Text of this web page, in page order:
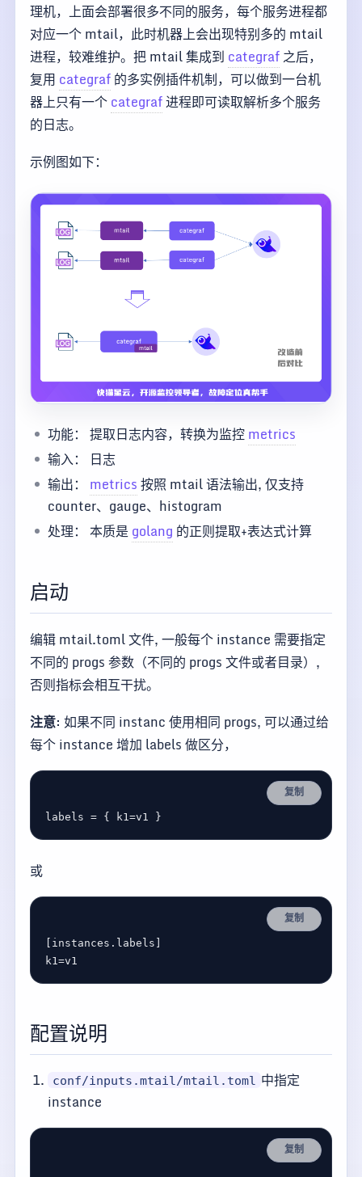
理机，上面会部署很多不同的服务，每个服务进程都
对应一个 mtail，此时机器上会出现特别多的 mtail
进程，较难维护。把 mtail 集成到 categraf之后，
复用 categraf的多实例插件机制，可以做到一台机
器上只有一个categraf进程即可读取解析多个服务
的日志。
示例图如下：
功能： 提取日志内容，转换为监控metrics
输入： 日志
输出： metrics按照 mtail 语法输出, 仅支持
counter、gauge、histogram
处理： 本质是golang 的正则提取+表达式计算
启动
编辑 mtail.toml 文件, 一般每个 instance 需要指定
不同的 progs 参数（不同的 progs 文件或者目录）,
否则指标会相互干扰。
注意: 如果不同 instanc 使用相同 progs, 可以通过给
每个 instance 增加 labels 做区分，
复制
labels = { k1 =v1
或
复制
[ instances . labels
k1 =v1
配置说明
conf/inputs.mtail/mtail.toml 中指定
instance
复制